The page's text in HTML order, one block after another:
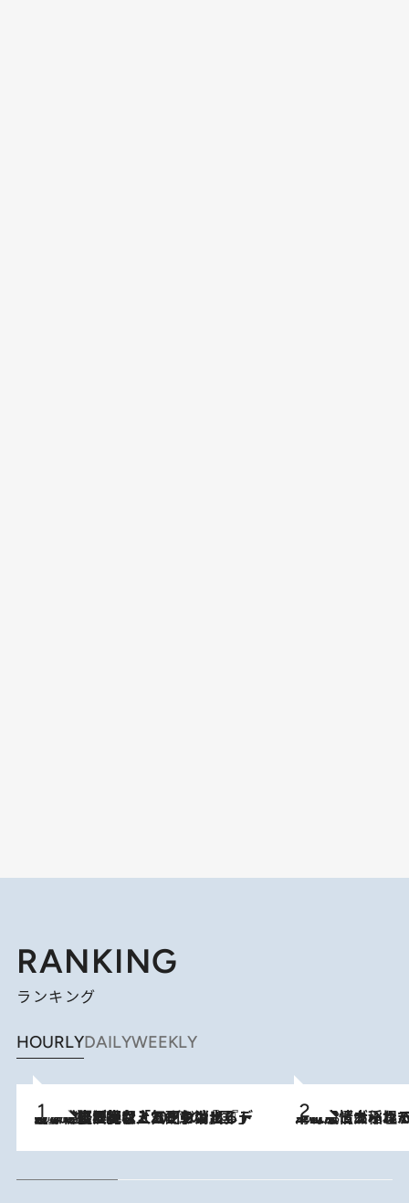
RANKING
ランキング
HOURLYDAILYWEEKLY
2026.8.5
【なぜ吉沢亮は「気配を消せる」のか？】興行収入208億の『国宝』を経て挑むミュージカル『ディア・エヴァン・ハンセン』。トップ俳優が舞台上でさらけ出した“孤独”とは 2026.8.5
下町風情あふれる台北屈指の人気エリア・大稲埕でセンスのいい台湾土産《ヴ